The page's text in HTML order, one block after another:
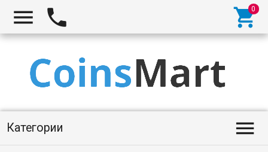
  
Категории 